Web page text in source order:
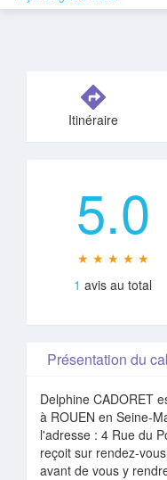
Itinéraire
5.0
★ ★ ★ ★ ★
1 avis au total
Présentation du
Delphine CADORET
à ROUEN en Seine-
l'adresse : 4 Rue du
reçoit sur rendez-
avant de vous y